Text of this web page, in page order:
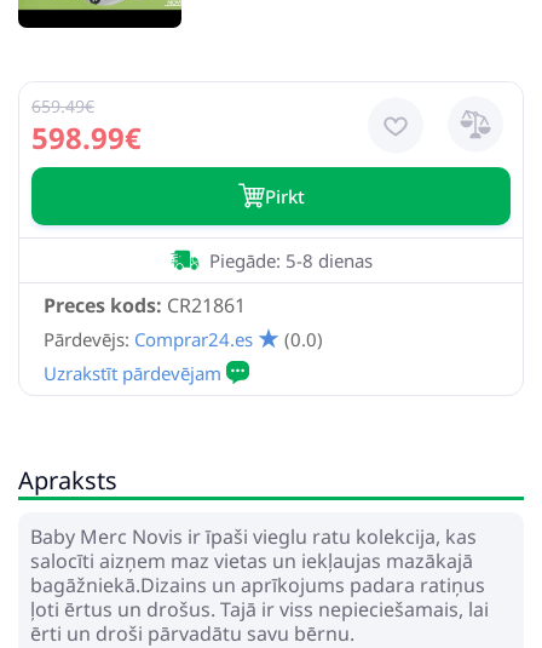
598.99€
659.49€
Pirkt
Preces kods: CR21861
Piegāde: 5-8 dienas
Pārdevējs: Comprar24.es (0.0)
Apraksts
Baby Merc Novis ir īpaši vieglu ratu kolekcija, kas
salocīti aizņem maz vietas un iekļaujas mazākajā
bagāžniekā.Dizains un aprīkojums padara ratiņus
ļoti ērtus un drošus. Tajā ir viss nepieciešamais, lai
ērti un droši pārvadātu savu bērnu.